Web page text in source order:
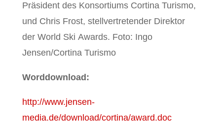
Präsident des Konsortiums Cortina Turismo,
und Chris Frost, stellvertretender Direktor
der World Ski Awards. Foto: Ingo
Jensen/Cortina Turismo
Worddownload:
http://www.jensen-
media.de/download/cortina/award.doc